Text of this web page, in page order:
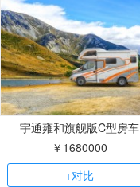
宇通雍和旗舰版C型房车
￥1680000
+对比